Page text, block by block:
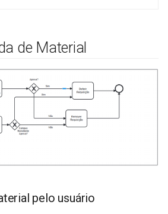
de Material
pelo usuário